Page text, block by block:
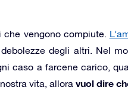
che vengono compiute.
degli altri. Nel
caso a farcene carico,
vita, allora vuol dire